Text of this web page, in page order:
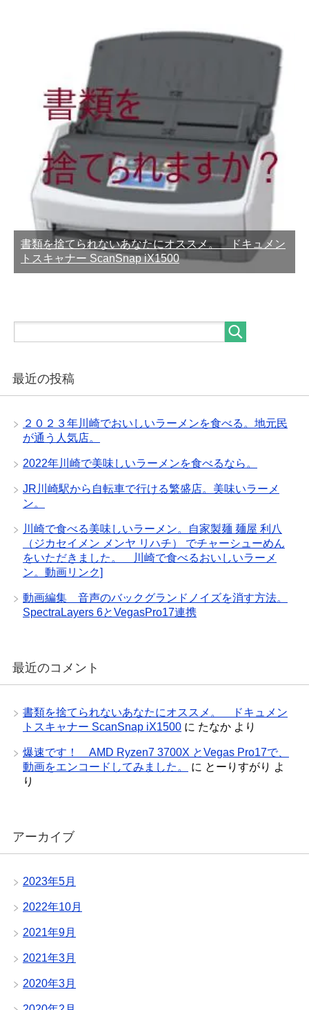
書類を捨てられないあなたにオススメ。 ドキュメン
トスキャナー ScanSnap iX1500
最近の投稿
２０２３年川崎でおいしいラーメンを食べる。地元民
が通う人気店。
2022年川崎で美味しいラーメンを食べるなら。
JR川崎駅から自転車で行ける繁盛店。美味いラーメ
ン。
川崎で食べる美味しいラーメン。自家製麺 麺屋 利八
（ジカセイメン メンヤ リハチ） でチャーシューめん
をいただきました。 川崎で食べるおいしいラーメ
ン。動画リンク]
動画編集 音声のバックグランドノイズを消す方法。
SpectraLayers 6とVegasPro17連携
最近のコメント
書類を捨てられないあなたにオススメ。 ドキュメン
トスキャナー ScanSnap iX1500 に たなか より
爆速です！ AMD Ryzen7 3700X とVegas Pro17で、
動画をエンコードしてみました。
に とーりすがり よ
り
アーカイブ
2023年5月
2022年10月
2021年9月
2021年3月
2020年3月